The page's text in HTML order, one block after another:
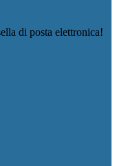
di posta elettronica!